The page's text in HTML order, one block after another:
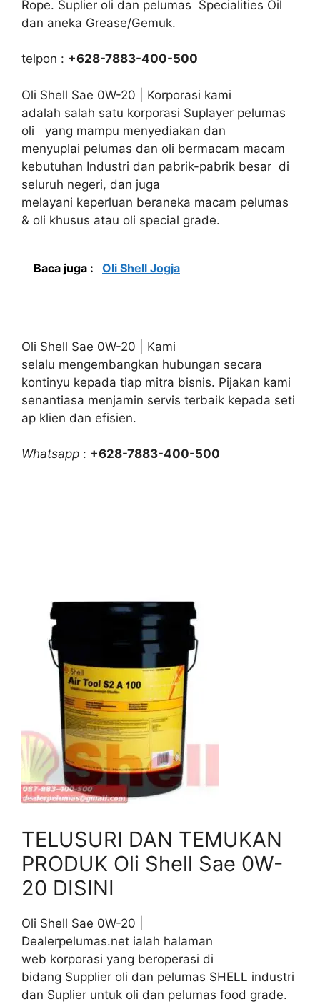
Rope. Suplier oli dan pelumas Specialities Oil
dan aneka Grease/Gemuk.
telpon : +628-7883-400-500
Oli Shell Sae 0W-20 | Korporasi kami
adalah salah satu korporasi Suplayer pelumas
oli yang mampu menyediakan dan
menyuplai pelumas dan oli bermacam macam
kebutuhan Industri dan pabrik-pabrik besar di
seluruh negeri, dan juga
melayani keperluan beraneka macam pelumas
& oli khusus atau oli special grade.
Baca juga : Oli Shell Jogja
Oli Shell Sae 0W-20 | Kami
selalu mengembangkan hubungan secara
kontinyu kepada tiap mitra bisnis. Pijakan kami
senantiasa menjamin servis terbaik kepada seti
ap klien dan efisien.
Whatsapp : +628-7883-400-500
TELUSURI DAN TEMUKAN
PRODUK Oli Shell Sae 0W-
20 DISINI
Oli Shell Sae 0W-20 |
Dealerpelumas.net ialah halaman
web korporasi yang beroperasi di
bidang Supplier oli dan pelumas SHELL industri
dan Suplier untuk oli dan pelumas food grade.